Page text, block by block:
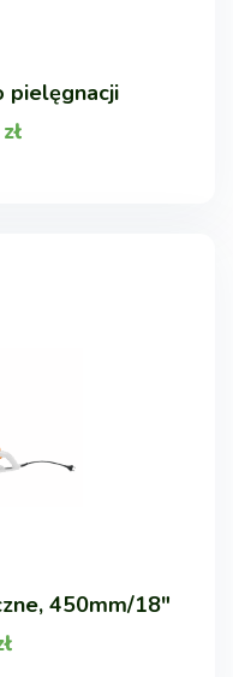
pielęgnacji
zł
450mm/18"